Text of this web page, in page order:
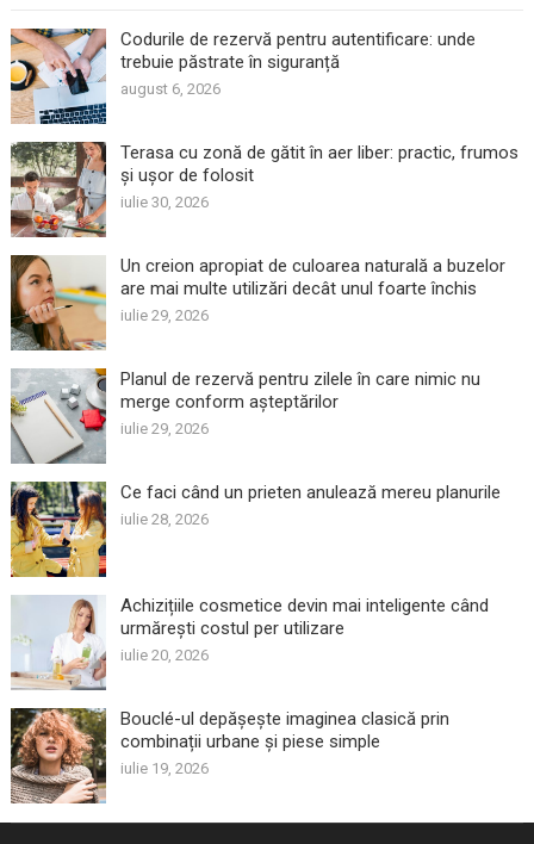
Codurile de rezervă pentru autentificare: unde
trebuie păstrate în siguranță
august 6, 2026
Terasa cu zonă de gătit în aer liber: practic, frumos
și ușor de folosit
iulie 30, 2026
Un creion apropiat de culoarea naturală a buzelor
are mai multe utilizări decât unul foarte închis
iulie 29, 2026
Planul de rezervă pentru zilele în care nimic nu
merge conform așteptărilor
iulie 29, 2026
Ce faci când un prieten anulează mereu planurile
iulie 28, 2026
Achizițiile cosmetice devin mai inteligente când
urmărești costul per utilizare
iulie 20, 2026
Bouclé-ul depășește imaginea clasică prin
combinații urbane și piese simple
iulie 19, 2026